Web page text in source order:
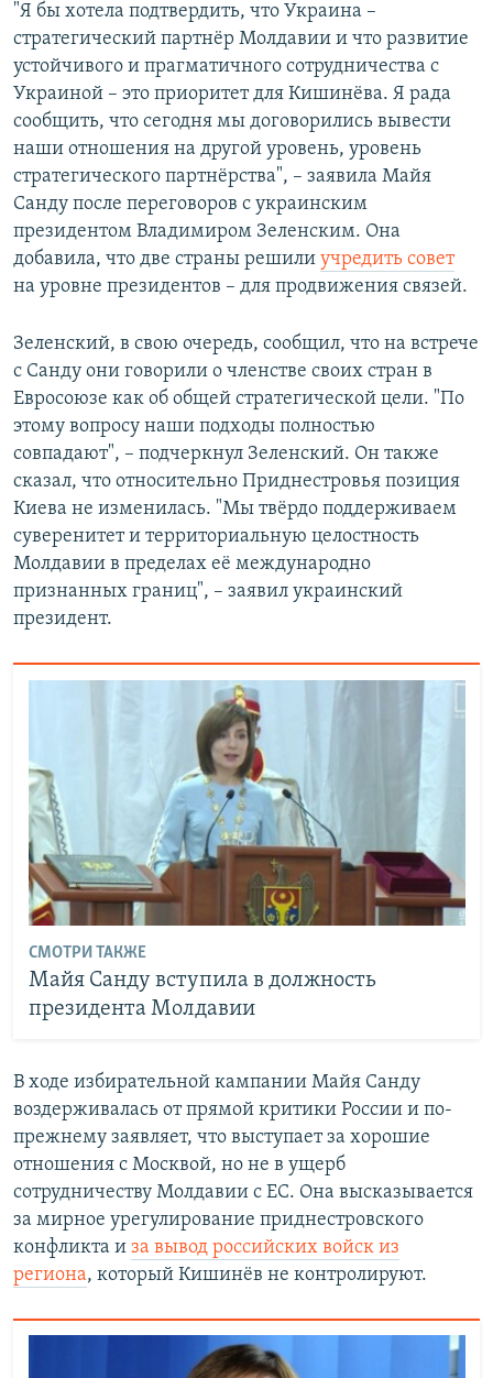
"Я бы хотела подтвердить, что Украина –
стратегический партнёр Молдавии и что развитие
устойчивого и прагматичного сотрудничества с
Украиной – это приоритет для Кишинёва. Я рада
сообщить, что сегодня мы договорились вывести
наши отношения на другой уровень, уровень
стратегического партнёрства", – заявила Майя
Санду после переговоров с украинским
президентом Владимиром Зеленским. Она
добавила, что две страны решили учредить совет
на уровне президентов – для продвижения связей.
Зеленский, в свою очередь, сообщил, что на встрече
с Санду они говорили о членстве своих стран в
Евросоюзе как об общей стратегической цели. "По
этому вопросу наши подходы полностью
совпадают", – подчеркнул Зеленский. Он также
сказал, что относительно Приднестровья позиция
Киева не изменилась. "Мы твёрдо поддерживаем
суверенитет и территориальную целостность
Молдавии в пределах её международно
признанных границ", – заявил украинский
президент.
СМОТРИ ТАКЖЕ
Майя Санду вступила в должность
президента Молдавии
В ходе избирательной кампании Майя Санду
воздерживалась от прямой критики России и по-
прежнему заявляет, что выступает за хорошие
отношения с Москвой, но не в ущерб
сотрудничеству Молдавии с ЕС. Она высказывается
за мирное урегулирование приднестровского
конфликта и за вывод российских войск из
региона, который Кишинёв не контролируют.